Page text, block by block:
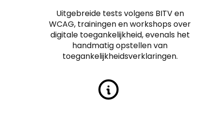
Uitgebreide tests volgens BITV en
WCAG, trainingen en workshops over
digitale toegankelijkheid, evenals het
handmatig opstellen van
toegankelijkheidsverklaringen.